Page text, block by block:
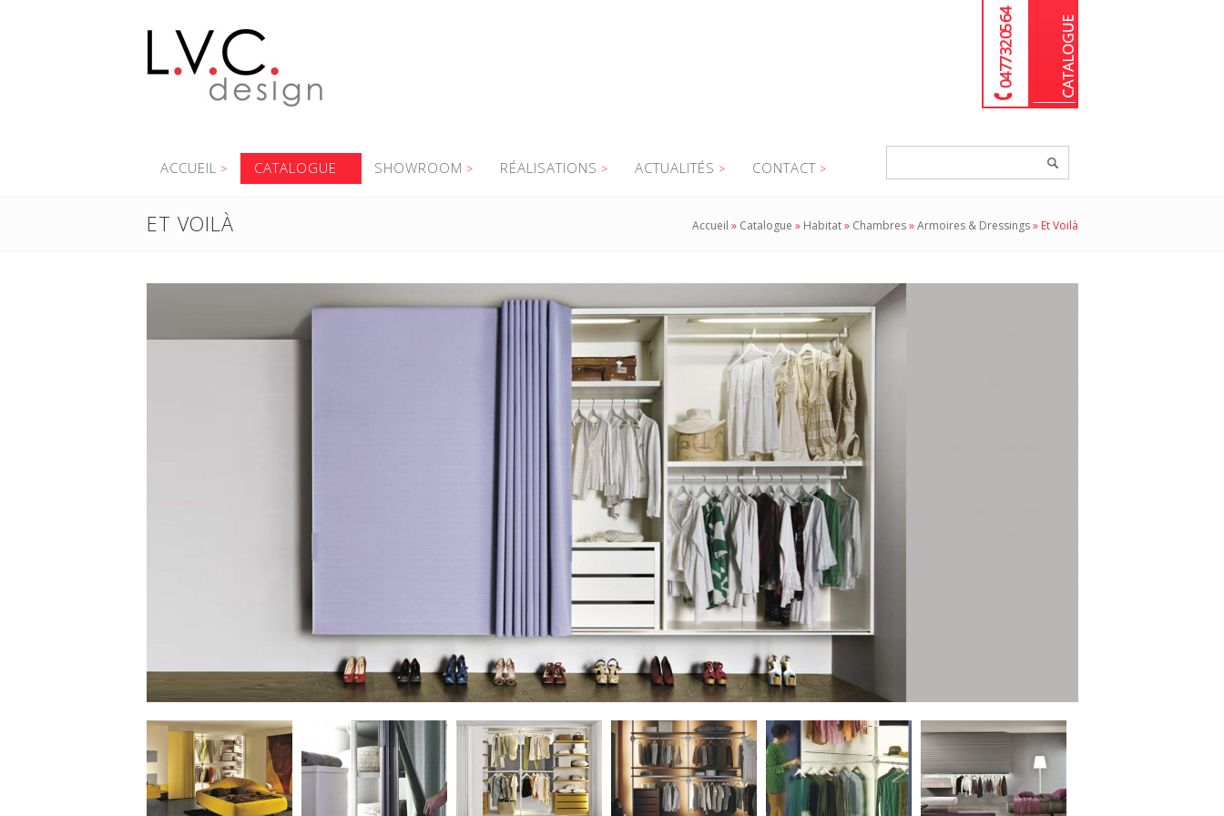
04 77 32 05 64
ACCUEIL CATALOGUE SHOWROOM RÉALISATIONS ACTUALITÉS CONTACT
ET VOILÀ Accueil » Catalogue » Habitat» Chambres»Armoires & Dressings» Et Voilà